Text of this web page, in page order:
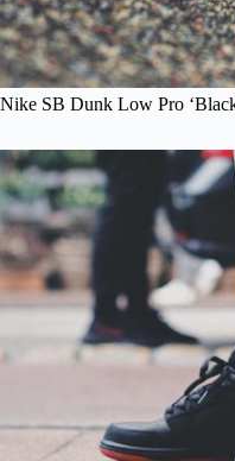
Nike SB Dunk Low Pro